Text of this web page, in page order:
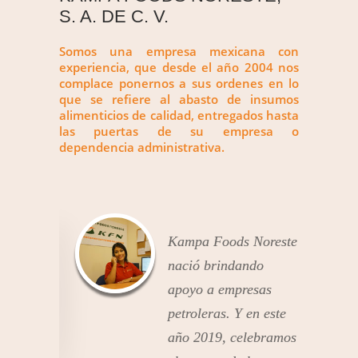
S. A. DE C. V.
Somos una empresa mexicana con
experiencia, que desde el año 2004 nos
complace ponernos a sus ordenes en lo
que se refiere al abasto de insumos
alimenticios de calidad, entregados hasta
las puertas de su empresa o
dependencia administrativa.
Kampa Foods Noreste
nació brindando
apoyo a empresas
petroleras. Y en este
año 2019, celebramos
Kampa Foods Noreste
nació brindando
apoyo a empresas
petroleras. Y en este
año 2019, celebramos